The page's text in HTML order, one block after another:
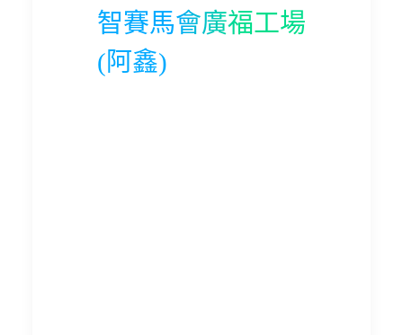
智賽馬會廣福工場
(阿鑫)